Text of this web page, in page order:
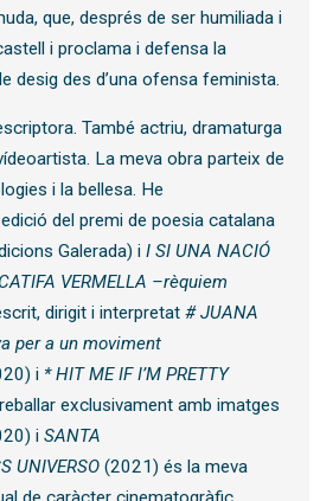
que, després de ser humiliada i
i proclama i defensa la
desig des d’una ofensa feminista.
També actriu, dramaturga
La meva obra parteix de
i la bellesa. He
del premi de poesia catalana
Galerada) i I SI UNA NACIÓ
VERMELLA –rèquiem
dirigit i interpretat # JUANA
per a un moviment
i * HIT ME IF I’M PRETTY
exclusivament amb imatges
i SANTA
UNIVERSO(2021) és la meva